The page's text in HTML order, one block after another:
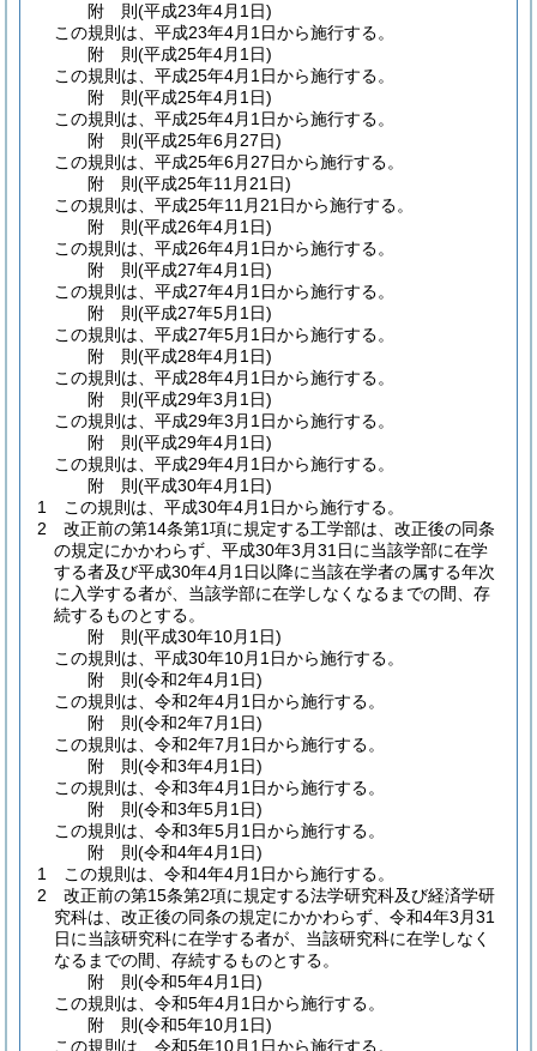
附 則(平成23年4月1日)
この規則は、平成23年4月1日から施行する。
附 則(平成25年4月1日)
この規則は、平成25年4月1日から施行する。
附 則(平成25年4月1日)
この規則は、平成25年4月1日から施行する。
附 則(平成25年6月27日)
この規則は、平成25年6月27日から施行する。
附 則(平成25年11月21日)
この規則は、平成25年11月21日から施行する。
附 則(平成26年4月1日)
この規則は、平成26年4月1日から施行する。
附 則(平成27年4月1日)
この規則は、平成27年4月1日から施行する。
附 則(平成27年5月1日)
この規則は、平成27年5月1日から施行する。
附 則(平成28年4月1日)
この規則は、平成28年4月1日から施行する。
附 則(平成29年3月1日)
この規則は、平成29年3月1日から施行する。
附 則(平成29年4月1日)
この規則は、平成29年4月1日から施行する。
附 則(平成30年4月1日)
1
この規則は、平成30年4月1日から施行する。
2
改正前の第14条第1項に規定する工学部は、改正後の同条
の規定にかかわらず、平成30年3月31日に当該学部に在学
する者及び平成30年4月1日以降に当該在学者の属する年次
に入学する者が、当該学部に在学しなくなるまでの間、存
続するものとする。
附 則(平成30年10月1日)
この規則は、平成30年10月1日から施行する。
附 則(令和2年4月1日)
この規則は、令和2年4月1日から施行する。
附 則(令和2年7月1日)
この規則は、令和2年7月1日から施行する。
附 則(令和3年4月1日)
この規則は、令和3年4月1日から施行する。
附 則(令和3年5月1日)
この規則は、令和3年5月1日から施行する。
附 則(令和4年4月1日)
1
この規則は、令和4年4月1日から施行する。
2
改正前の第15条第2項に規定する法学研究科及び経済学研
究科は、改正後の同条の規定にかかわらず、令和4年3月31
日に当該研究科に在学する者が、当該研究科に在学しなく
なるまでの間、存続するものとする。
附 則(令和5年4月1日)
この規則は、令和5年4月1日から施行する。
附 則(令和5年10月1日)
この規則は、令和5年10月1日から施行する。